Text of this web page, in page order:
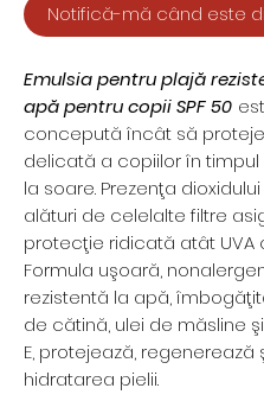
Notifică-mă când este
Emulsia pentru plajă
apă pentru copii SPF 50
concepută încât să
delicată a copiilor în timpul
la soare. Prezenţa
alături de celelalte filtre
protecţie ridicată atât UVA
Formula uşoară,
rezistentă la apă,
de cătină, ulei de măsline
E, protejează, regenerează
hidratarea pielii.